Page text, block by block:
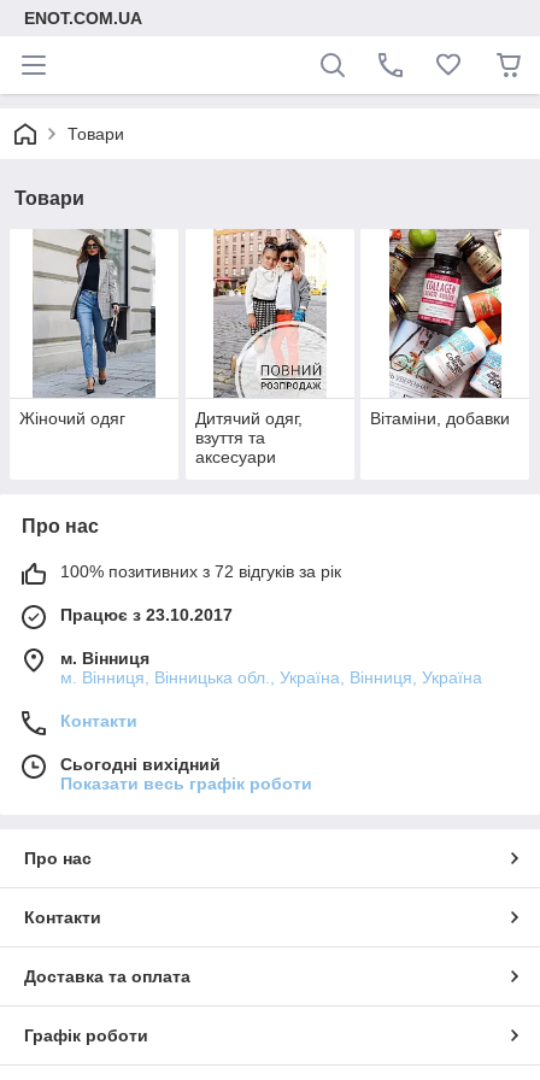
ENOT.COM.UA
Товари
Товари
Жіночий одяг
Дитячий одяг,
взуття та
аксесуари
Вітаміни, добавки
Про нас
100% позитивних з 72 відгуків за рік
Працює з 23.10.2017
м. Вінниця
м. Вінниця, Вінницька обл., Україна, Вінниця, Україна
Контакти
Сьогодні вихідний
Показати весь графік роботи
Про нас
Контакти
Доставка та оплата
Графік роботи